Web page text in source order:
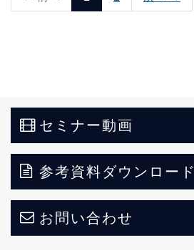
セミナー動画
参考資料ダウンロード
お問い合わせ